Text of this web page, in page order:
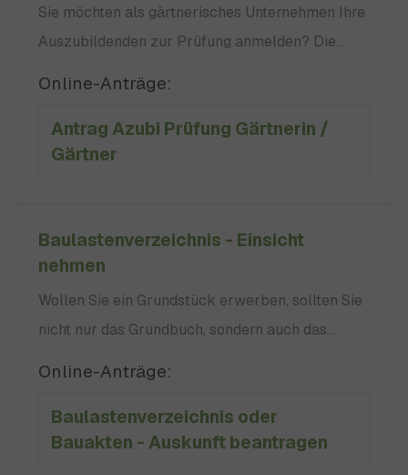
Sie möchten als gärtnerisches Unternehmen Ihre
Auszubildenden zur Prüfung anmelden? Die
Ausbildungsberuf an. Die Sommerprüfung findet
zwischen Mai und Juli, die Winterprüfung
Online-Anträge:
Antrag Azubi Prüfung Gärtnerin /
Gärtner
Baulastenverzeichnis - Einsicht
nehmen
Wollen Sie ein Grundstück erwerben, sollten Sie
nicht nur das Grundbuch, sondern auch das
Grundstücks, nicht im Grundbuch. Beispiele für
öffentlich-rechtliche Baulasten sind: keine keine
Online-Anträge:
Baulastenverzeichnis oder
Bauakten - Auskunft beantragen